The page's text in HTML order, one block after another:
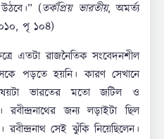
(তর্কপ্রিয় ভারতীয়, অমর্ত্য
পৃ ১০৪)
এতটা রাজনৈতিক সংবেদনশীল
পড়তে হয়নি। কারণ সেখানে
ভারতের মতো জটিল ও
জন্য লড়াইটা ছিল
সেই ঝুঁকি নিয়েছিলেন।